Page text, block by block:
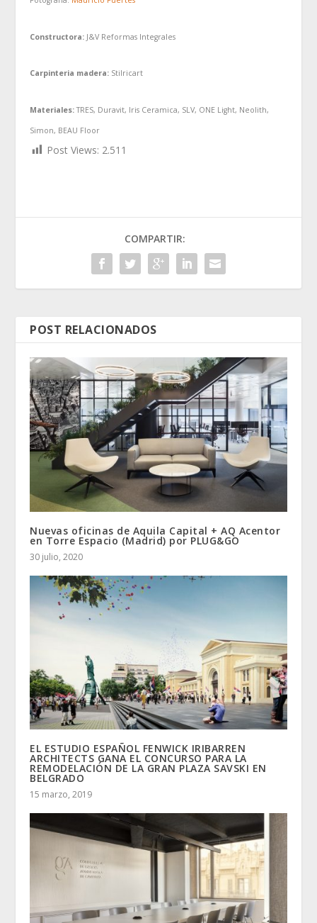
Constructora: J&V Reformas Integrales
Carpinteria madera: Stilricart
Materiales:TRES, Duravit, Iris Ceramica, SLV, ONE Light, Neolith,
Simon, BEAU Floor
Post Views: 2.511
COMPARTIR:
POST RELACIONADOS
Nuevas oficinas de Aquila Capital + AQ Acentor
en Torre Espacio (Madrid) por PLUG&GO
30 julio, 2020
EL ESTUDIO ESPAÑOL FENWICK IRIBARREN
ARCHITECTS GANA EL CONCURSO PARA LA
REMODELACIÓN DE LA GRAN PLAZA SAVSKI EN
BELGRADO
15 marzo, 2019